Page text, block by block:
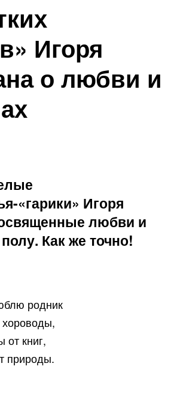
Игоря
о любви и
«гарики» Игоря
любви и
Как же точно!
родник
от книг,
природы.